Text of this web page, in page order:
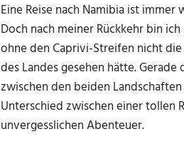
Eine Reise nach Namibia ist immer
Doch nach meiner Rückkehr bin ich
ohne den Caprivi-Streifen nicht
des Landes gesehen hätte. Gerade
zwischen den beiden
Unterschied zwischen einer tollen
unvergesslichen Abenteuer.